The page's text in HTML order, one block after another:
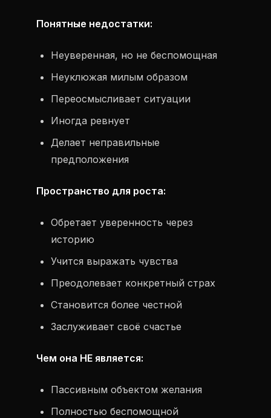
Понятные недостатки:
Неуверенная, но не беспомощная
Неуклюжая милым образом
Переосмысливает ситуации
Иногда ревнует
Делает неправильные
предположения
Пространство для роста:
Обретает уверенность через
историю
Учится выражать чувства
Преодолевает конкретный страх
Становится более честной
Заслуживает своё счастье
Чем она НЕ является:
Пассивным объектом желания
Полностью беспомощной